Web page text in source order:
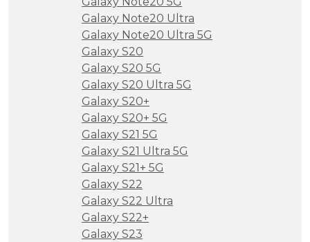
Galaxy Note20 Ultra
Galaxy Note20 Ultra 5G
Galaxy S20
Galaxy S20 5G
Galaxy S20 Ultra 5G
Galaxy S20+
Galaxy S20+ 5G
Galaxy S21 5G
Galaxy S21 Ultra 5G
Galaxy S21+ 5G
Galaxy S22
Galaxy S22 Ultra
Galaxy S22+
Galaxy S23